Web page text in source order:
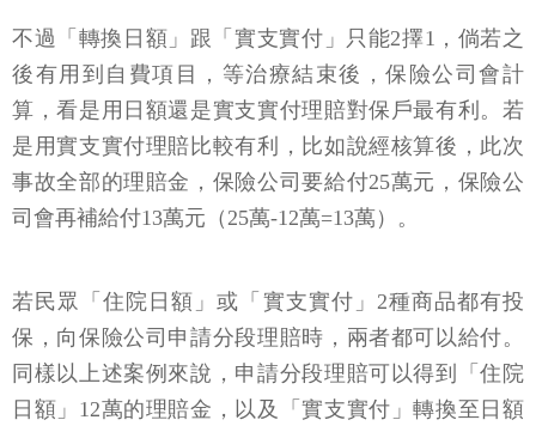
不過「轉換日額」跟「實支實付」只能2擇1，倘若之
後有用到自費項目，等治療結束後，保險公司會計
算，看是用日額還是實支實付理賠對保戶最有利。若
是用實支實付理賠比較有利，比如說經核算後，此次
事故全部的理賠金，保險公司要給付25萬元，保險公
司會再補給付13萬元（25萬-12萬=13萬）。
若民眾「住院日額」或「實支實付」2種商品都有投
保，向保險公司申請分段理賠時，兩者都可以給付。
同樣以上述案例來說，申請分段理賠可以得到「住院
日額」12萬的理賠金，以及「實支實付」轉換至日額